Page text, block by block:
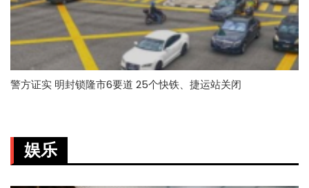
警方证实 明封锁隆市6要道 25个快铁、捷运站关闭
娱乐